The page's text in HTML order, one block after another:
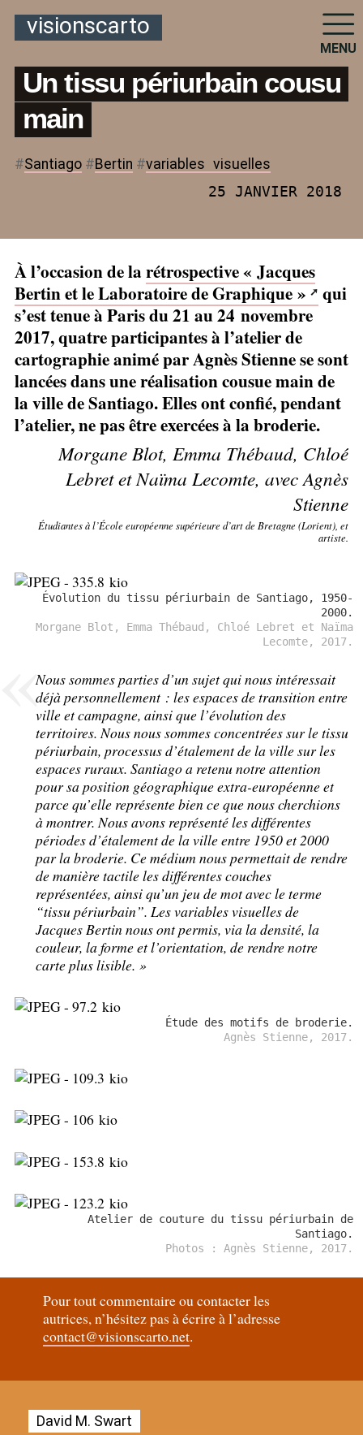
visionscarto
MENU
Un tissu périurbain cousu
main
#Santiago #Bertin #variables visuelles
25 JANVIER 2018
À l’occasion de larétrospective « Jacques
Bertin et le Laboratoire de Graphique»
qui
s’est tenue à Paris du 21 au 24 novembre
2017, quatre participantes à l’atelier de
cartographie animé par Agnès Stienne se sont
lancées dans une réalisation cousue main de
la ville de Santiago. Elles ont confié, pendant
l’atelier, ne pas être exercées à la broderie.
Morgane Blot, Emma Thébaud, Chloé
Lebret et Naïma Lecomte, avec Agnès
Stienne
Étudiantes à l’École européenne supérieure d’art de Bretagne (Lorient), et
artiste.
Évolution du tissu périurbain de Santiago, 1950-
2000.
Morgane Blot, Emma Thébaud, Chloé Lebret et Naïma
Lecomte, 2017.
Nous sommes parties d’un sujet qui nous intéressait
déjà personnellement : les espaces de transition entre
ville et campagne, ainsi que l’évolution des
territoires. Nous nous sommes concentrées sur le tissu
périurbain, processus d’étalement de la ville sur les
espaces ruraux. Santiago a retenu notre attention
pour sa position géographique extra-européenne et
parce qu’elle représente bien ce que nous cherchions
à montrer. Nous avons représenté les différentes
périodes d’étalement de la ville entre 1950 et 2000
par la broderie. Ce médium nous permettait de rendre
de manière tactile les différentes couches
représentées, ainsi qu’un jeu de mot avec le terme
“tissu périurbain”. Les variables visuelles de
Jacques Bertin nous ont permis, via la densité, la
couleur, la forme et l’orientation, de rendre notre
carte plus lisible. »
Étude des motifs de broderie.
Agnès Stienne, 2017.
Atelier de couture du tissu périurbain de
Santiago.
Photos : Agnès Stienne, 2017.
Pour tout commentaire ou contacter les
autrices, n’hésitez pas à écrire à l’adresse
contact@visionscarto.net.
David M. Swart